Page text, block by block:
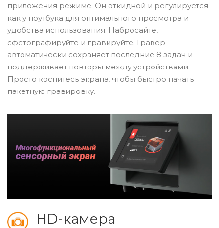
приложения режиме. Он откидной и регулируется
как у ноутбука для оптимального просмотра и
удобства использования. Набросайте,
сфотографируйте и гравируйте. Гравер
автоматически сохраняет последние 8 задач и
поддерживает повторы между устройствами.
Просто коснитесь экрана, чтобы быстро начать
пакетную гравировку.
HD-камера